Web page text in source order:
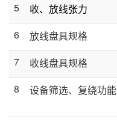
5 收、放线张力
6 放线盘具规格
7 收线盘具规格
8 设备筛选、复绕功能